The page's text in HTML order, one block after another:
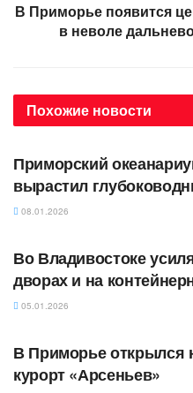
В Приморье появится
в неволе
Похожие новости
АВТОРСКОЕ
Приморский
вырастил
08.01.2026
Во Владивостоке
дворах и на
05.01.2026
В Приморье
курорт «Арсеньев»